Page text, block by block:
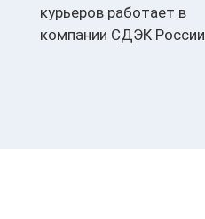
курьеров работает в
компании СДЭК России